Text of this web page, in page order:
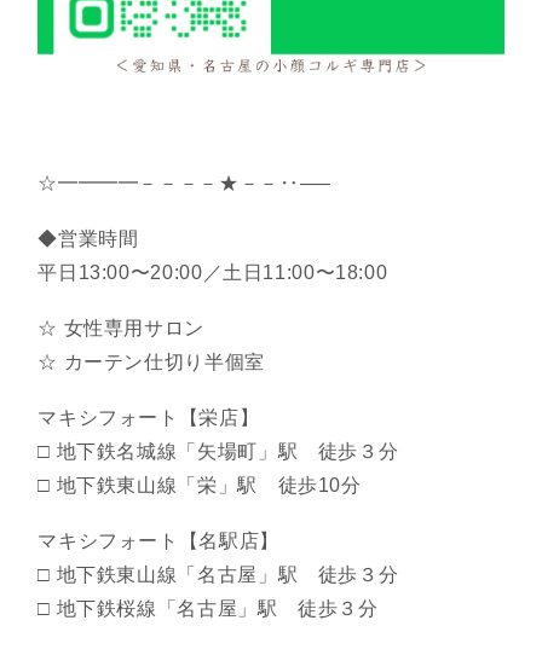
☆━━━━－－－－★－－‥—–
◆営業時間
平日13:00〜20:00／土日11:00〜18:00
☆ 女性専用サロン
☆ カーテン仕切り半個室
マキシフォート【栄店】
□ 地下鉄名城線「矢場町」駅 徒歩３分
□ 地下鉄東山線「栄」駅 徒歩10分
マキシフォート【名駅店】
□ 地下鉄東山線「名古屋」駅 徒歩３分
□ 地下鉄桜線「名古屋」駅 徒歩３分